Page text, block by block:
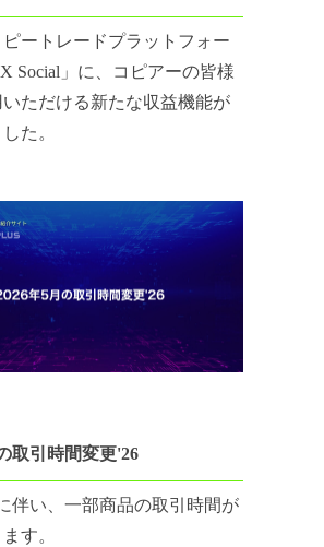
ートレードプラットフォー
Social」に、コピアーの皆様
ただける新たな収益機能が
た。
取引時間変更'26
伴い、一部商品の取引時間が
す。